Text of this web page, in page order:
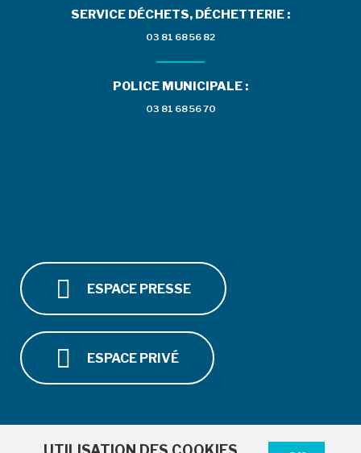
SERVICE DÉCHETS, DÉCHETTERIE :
03 81 68 56 82
POLICE MUNICIPALE :
03 81 68 56 70
ESPACE PRESSE
ESPACE PRIVÉ